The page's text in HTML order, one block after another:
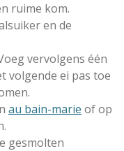
ruime kom.
en de
vervolgens één
volgende ei pas toe
au bain-marie of op
gesmolten